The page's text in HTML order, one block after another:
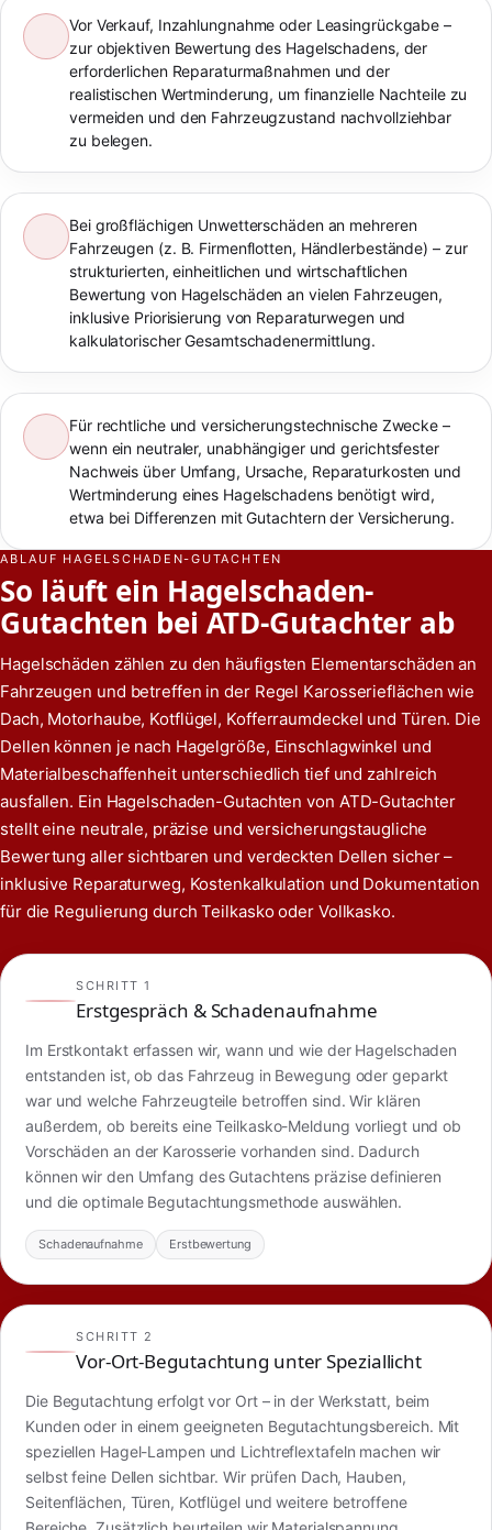
Vor Verkauf, Inzahlungnahme oder Leasingrückgabe –
zur objektiven Bewertung des Hagelschadens, der
erforderlichen Reparaturmaßnahmen und der
realistischen Wertminderung, um finanzielle Nachteile zu
vermeiden und den Fahrzeugzustand nachvollziehbar
zu belegen.
Bei großflächigen Unwetterschäden an mehreren
Fahrzeugen (z. B. Firmenflotten, Händlerbestände) – zur
strukturierten, einheitlichen und wirtschaftlichen
Bewertung von Hagelschäden an vielen Fahrzeugen,
inklusive Priorisierung von Reparaturwegen und
kalkulatorischer Gesamtschadenermittlung.
Für rechtliche und versicherungstechnische Zwecke –
wenn ein neutraler, unabhängiger und gerichtsfester
Nachweis über Umfang, Ursache, Reparaturkosten und
Wertminderung eines Hagelschadens benötigt wird,
etwa bei Differenzen mit Gutachtern der Versicherung.
ABLAUF HAGELSCHADEN-GUTACHTEN
So läuft ein Hagelschaden-
Gutachten bei ATD-Gutachter ab
Hagelschäden zählen zu den häufigsten Elementarschäden an
Fahrzeugen und betreffen in der Regel Karosserieflächen wie
Dach, Motorhaube, Kotflügel, Kofferraumdeckel und Türen. Die
Dellen können je nach Hagelgröße, Einschlagwinkel und
Materialbeschaffenheit unterschiedlich tief und zahlreich
ausfallen. Ein Hagelschaden-Gutachten von ATD-Gutachter
stellt eine neutrale, präzise und versicherungstaugliche
Bewertung aller sichtbaren und verdeckten Dellen sicher –
inklusive Reparaturweg, Kostenkalkulation und Dokumentation
für die Regulierung durch Teilkasko oder Vollkasko.
SCHRITT 1
Erstgespräch & Schadenaufnahme
Im Erstkontakt erfassen wir, wann und wie der Hagelschaden
entstanden ist, ob das Fahrzeug in Bewegung oder geparkt
war und welche Fahrzeugteile betroffen sind. Wir klären
außerdem, ob bereits eine Teilkasko-Meldung vorliegt und ob
Vorschäden an der Karosserie vorhanden sind. Dadurch
können wir den Umfang des Gutachtens präzise definieren
und die optimale Begutachtungsmethode auswählen.
Schadenaufnahme Erstbewertung
SCHRITT 2
Vor-Ort-Begutachtung unter Speziallicht
Die Begutachtung erfolgt vor Ort – in der Werkstatt, beim
Kunden oder in einem geeigneten Begutachtungsbereich. Mit
speziellen Hagel-Lampen und Lichtreflextafeln machen wir
selbst feine Dellen sichtbar. Wir prüfen Dach, Hauben,
Seitenflächen, Türen, Kotflügel und weitere betroffene